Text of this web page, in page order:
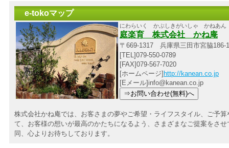
e-tokoマップ
にわらいく かぶしきがいしゃ かねあん
庭楽育 株式会社 かね庵
〒669-1317 兵庫県三田市宮脇186-1
[TEL]079-550-0789
[FAX]079-567-7020
[ホームページ] http://kanean.co.jp
[Eメール]info@kanean.co.jp
株式会社かね庵では、お客さまの夢やご希望・ライフスタイル、ご予
て、お客様の想いが最高のかたちになるよう、さまざまなご提案をさ
同、心よりお待ちしております。